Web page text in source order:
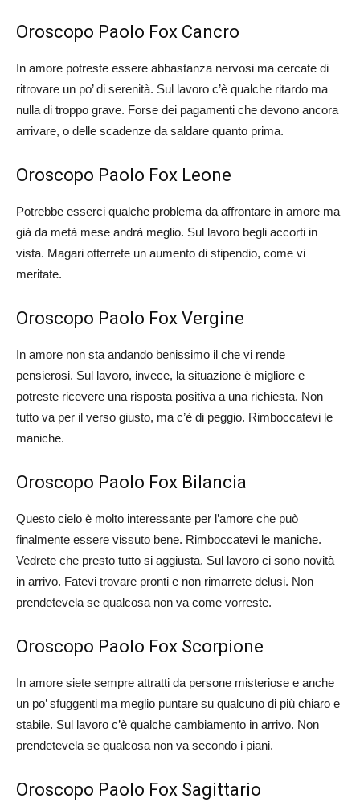
Oroscopo Paolo Fox Cancro
In amore potreste essere abbastanza nervosi ma cercate di
ritrovare un po’ di serenità. Sul lavoro c’è qualche ritardo ma
nulla di troppo grave. Forse dei pagamenti che devono ancora
arrivare, o delle scadenze da saldare quanto prima.
Oroscopo Paolo Fox Leone
Potrebbe esserci qualche problema da affrontare in amore ma
già da metà mese andrà meglio. Sul lavoro begli accorti in
vista. Magari otterrete un aumento di stipendio, come vi
meritate.
Oroscopo Paolo Fox Vergine
In amore non sta andando benissimo il che vi rende
pensierosi. Sul lavoro, invece, la situazione è migliore e
potreste ricevere una risposta positiva a una richiesta. Non
tutto va per il verso giusto, ma c’è di peggio. Rimboccatevi le
maniche.
Oroscopo Paolo Fox Bilancia
Questo cielo è molto interessante per l’amore che può
finalmente essere vissuto bene. Rimboccatevi le maniche.
Vedrete che presto tutto si aggiusta. Sul lavoro ci sono novità
in arrivo. Fatevi trovare pronti e non rimarrete delusi. Non
prendetevela se qualcosa non va come vorreste.
Oroscopo Paolo Fox Scorpione
In amore siete sempre attratti da persone misteriose e anche
un po’ sfuggenti ma meglio puntare su qualcuno di più chiaro e
stabile. Sul lavoro c’è qualche cambiamento in arrivo. Non
prendetevela se qualcosa non va secondo i piani.
Oroscopo Paolo Fox Sagittario